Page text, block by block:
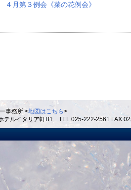
４月第３例会《菜の花例会》
事務所 <地図はこちら>
ルイタリア軒B1 TEL:025-222-2561